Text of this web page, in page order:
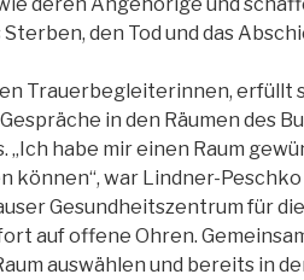
den Tod und das
Trauerbegleiterinnen, erfüllt
in den Räumen des
habe mir einen Raum
können“, war Lindner-
Gesundheitszentrum für
auf offene Ohren.
auswählen und bereits in